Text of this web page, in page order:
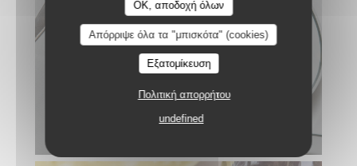
OK, αποδοχή όλων
Απόρριψε όλα τα "μπισκότα" (cookies)
Εξατομίκευση
Πολιτική απορρήτου
undefined